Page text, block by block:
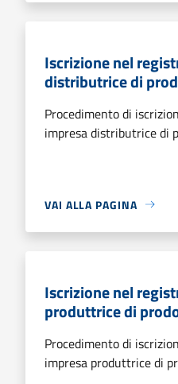
Iscrizione nel
distributrice di
Procedimento di
impresa distributrice di
VAI ALLA PAGINA
Iscrizione nel
produttrice di
Procedimento di
impresa produttrice di